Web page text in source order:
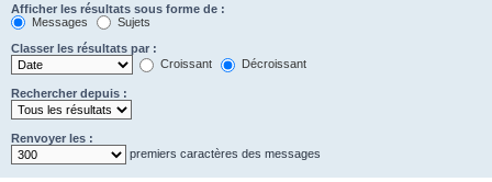
Afficher les résultats sous forme de :
Messages
Sujets
Classer les résultats par :
Croissant
Décroissant
Rechercher depuis :
Renvoyer les :
premiers caractères des messages